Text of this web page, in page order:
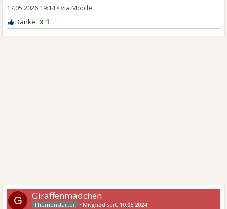
17.05.2026 19:14•
x 1
G Giraffenmädchen
•Mitglied seit: 10.05.2024